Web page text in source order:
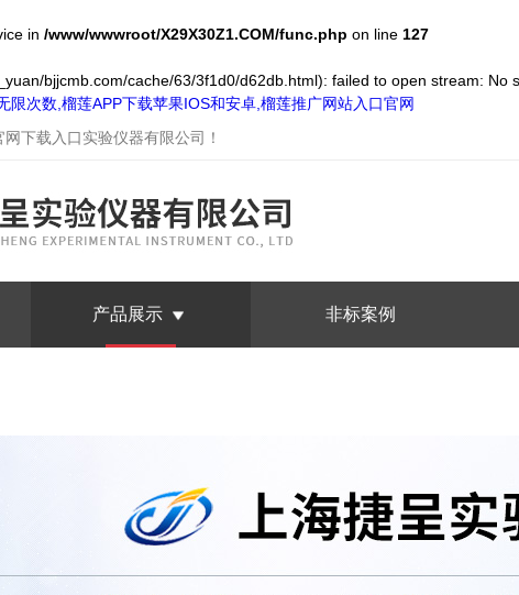
in /www/wwwroot/X29X30Z1.COM/func.php on line 127
bjjcmb.com/cache/63/3f1d0/d62db.html): failed to open stream: No
限次数,榴莲APP下载苹果IOS和安卓,榴莲推广网站入口官网
网下载入口实验仪器有限公司 ！
产品展示 非标案例